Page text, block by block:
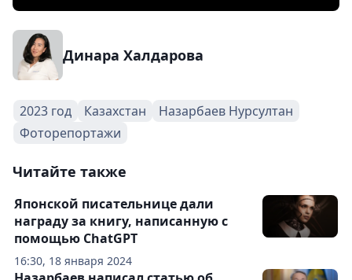
Динара Халдарова
2023 год Казахстан
Назарбаев Нурсултан
Фоторепортажи
Читайте также
16:30, 18 января 2024
Японской писательнице дали
награду за книгу, написанную с
помощью ChatGPT